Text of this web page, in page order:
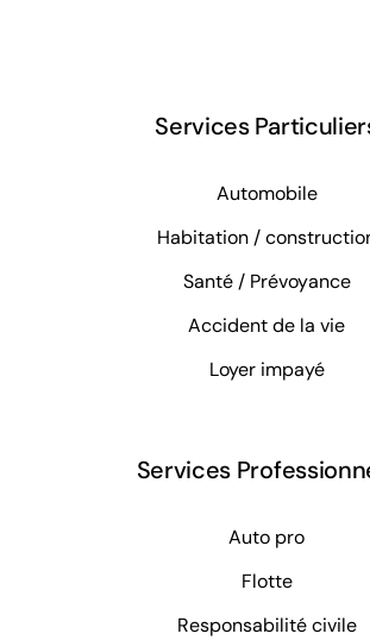
Services
Automobile
Habitation /
Santé / Prévoyance
Accident de la vie
Loyer impayé
Services
Auto pro
Flotte
Responsabilité civile